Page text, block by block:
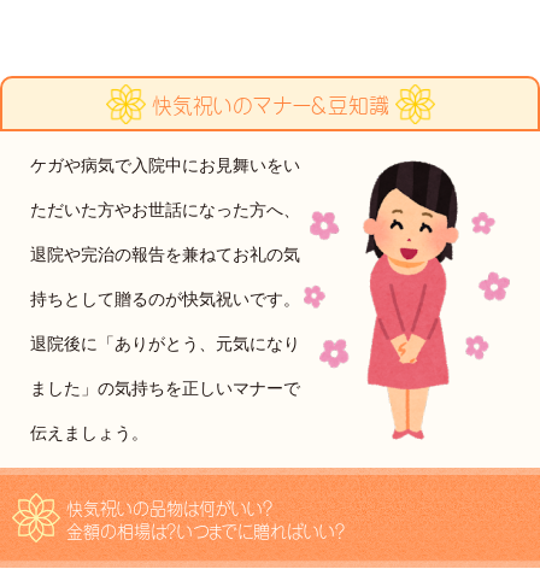
快気祝いのマナー＆豆知識
ケガや病気で入院中にお見舞いをい
ただいた方やお世話になった方へ、
退院や完治の報告を兼ねてお礼の気
持ちとして贈るのが快気祝いです。
退院後に「ありがとう、元気になり
ました」の気持ちを正しいマナーで
伝えましょう。
快気祝いの品物は何がいい？
金額の相場は？いつまでに贈ればいい？